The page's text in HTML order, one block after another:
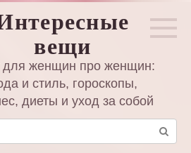
вещи
для женщин про женщин:
и стиль, гороскопы,
диеты и уход за собой